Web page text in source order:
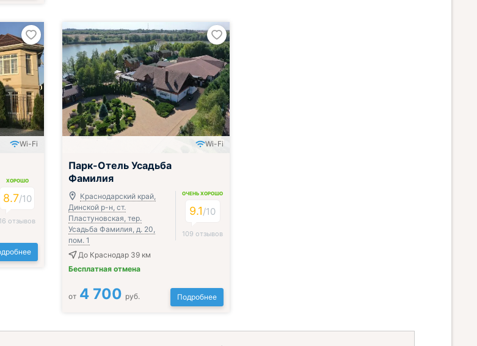
Wi-Fi
ХОРОШО
8.7/10
16 отзывов
Wi-Fi
Парк-Отель Усадьба
Фамилия
Краснодарский край,
Динской р-н, ст.
Пластуновская, тер.
Усадьба Фамилия, д. 20,
пом. 1
До Краснодар 39 км
Бесплатная отмена
ОЧЕНЬ ХОРОШО
9.1/10
109 отзывов
от 4 700 руб. Подробнее